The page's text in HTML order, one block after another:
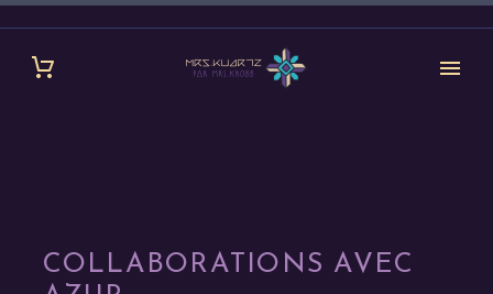
COLLABORATIONS AVEC